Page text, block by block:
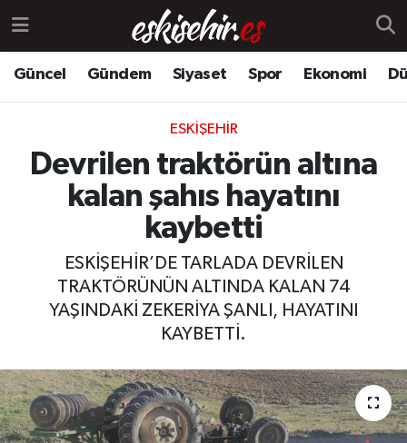
Güncel Gündem Siyaset Spor Ekonomi
ESKIŞEHIR
Devrilen traktörün altına
kalan şahıs hayatını
kaybetti
ESKİŞEHİR’DE TARLADA DEVRİLEN
TRAKTÖRÜNÜN ALTINDA KALAN 74
YAŞINDAKİ ZEKERİYA ŞANLI, HAYATINI
KAYBETTİ.